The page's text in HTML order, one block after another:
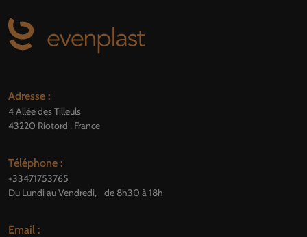
Adresse :
4 Allée des Tilleuls
43220 Riotord , France
Téléphone :
+33471753765
Du Lundi au Vendredi, de 8h30 à 18h
Email :